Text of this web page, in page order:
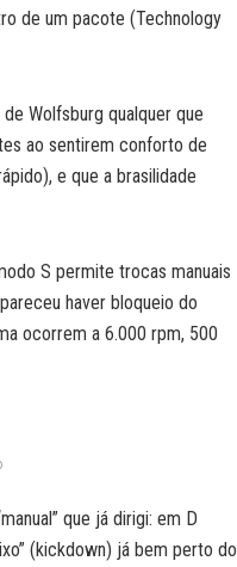
de um pacote (Technology
Wolfsburg qualquer que
ao sentirem conforto de
e que a brasilidade
S permite trocas manuais
haver bloqueio do
ocorrem a 6.000 rpm, 500
que já dirigi: em D
(kickdown) já bem perto do